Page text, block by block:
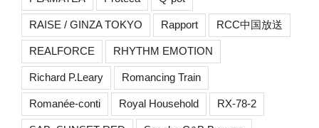
RAISE / GINZA TOKYO Rapport RCC中国放送
REALFORCE RHYTHM EMOTION
Richard P.Leary Romancing Train
Romanée-conti Royal Household RX-78-2